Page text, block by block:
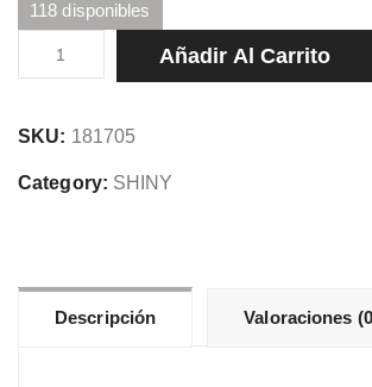
118 disponibles
ROLLO
PAPEL
SHINY
DA65135
Añadir Al Carrito
SKU: 181705
Category: SHINY
Descripción Valoraciones